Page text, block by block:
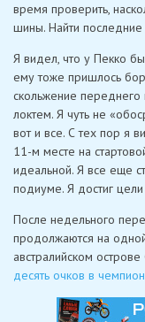
время проверить,
шины. Найти
Я видел, что у Пекко
ему тоже пришлось
скольжение переднего
локтем. Я чуть не
вот и все. С тех пор я
11-м месте на
идеальной. Я все еще
подиуме. Я достиг
После недельного
продолжаются на
австралийском
десять очков в